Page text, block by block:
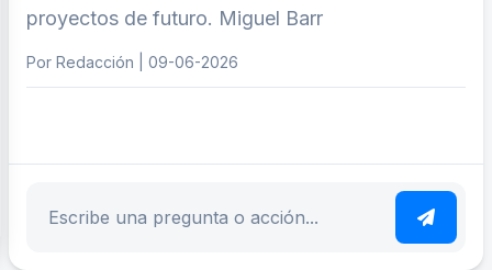
proyectos de futuro. Miguel Barr
Por Redacción | 09-06-2026
Escribe tu pregunta